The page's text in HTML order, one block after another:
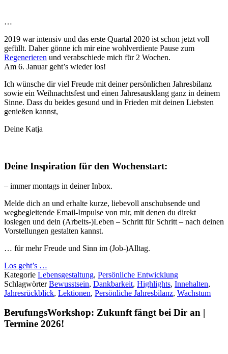
…
2019 war intensiv und das erste Quartal 2020 ist schon jetzt voll
gefüllt. Daher gönne ich mir eine wohlverdiente Pause zum
Regenerieren und verabschiede mich für 2 Wochen.
Am 6. Januar geht’s wieder los!
Ich wünsche dir viel Freude mit deiner persönlichen Jahresbilanz
sowie ein Weihnachtsfest und einen Jahresausklang ganz in deinem
Sinne. Dass du beides gesund und in Frieden mit deinen Liebsten
genießen kannst,
Deine Katja
Deine Inspiration für den Wochenstart:
– immer montags in deiner Inbox.
Melde dich an und erhalte kurze, liebevoll anschubsende und
wegbegleitende Email-Impulse von mir, mit denen du direkt
loslegen und dein (Arbeits-)Leben – Schritt für Schritt – nach deinen
Vorstellungen gestalten kannst.
… für mehr Freude und Sinn im (Job-)Alltag.
Los geht’s …
Kategorie Lebensgestaltung, Persönliche Entwicklung
SchlagwörterBewusstsein, Dankbarkeit, Highlights, Innehalten,
Jahresrückblick, Lektionen, Persönliche Jahresbilanz, Wachstum
BerufungsWorkshop: Zukunft fängt bei Dir an |
Termine 2026!